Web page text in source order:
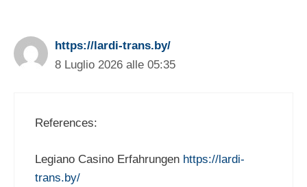
https://lardi-trans.by/
8 Luglio 2026 alle 05:35
References:
Legiano Casino Erfahrungen https://lardi-
trans.by/